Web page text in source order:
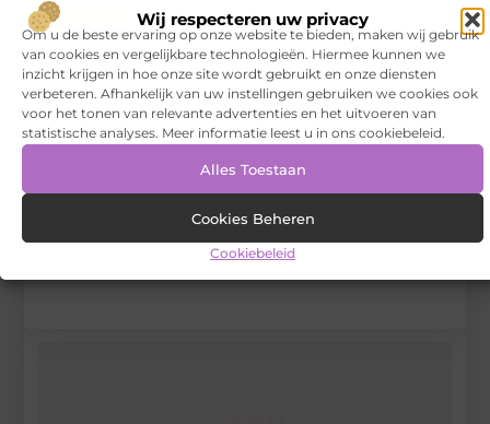
Wij respecteren uw privacy
Om u de beste ervaring op onze website te bieden, maken wij gebruik
van cookies en vergelijkbare technologieën. Hiermee kunnen we
inzicht krijgen in hoe onze site wordt gebruikt en onze diensten
verbeteren. Afhankelijk van uw instellingen gebruiken we cookies ook
voor het tonen van relevante advertenties en het uitvoeren van
statistische analyses. Meer informatie leest u in ons cookiebeleid.
Alles Toestaan
Cookies Beheren
Cookiebeleid
Kinderen Kinderopvang Wateringse Veld
DEEL DIT:
Begin vandaag nog
met bloggen opVNSU